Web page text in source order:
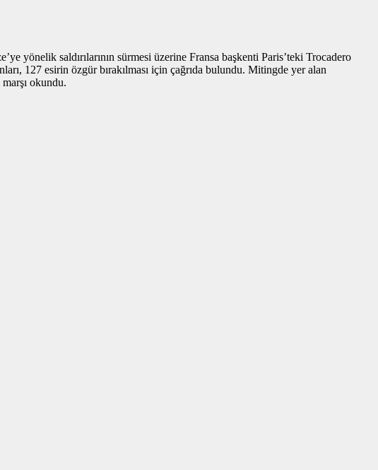
yönelik saldırılarının sürmesi üzerine Fransa başkenti Paris’teki Trocadero
127 esirin özgür bırakılması için çağrıda bulundu. Mitingde yer alan
okundu.